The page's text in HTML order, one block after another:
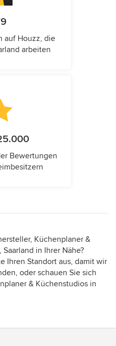
auf Houzz, die
arbeiten
Bewertungen
Küchenplaner &
in Ihrer Nähe?
Ihren Standort aus, damit wir
oder schauen Sie sich
& Küchenstudios in